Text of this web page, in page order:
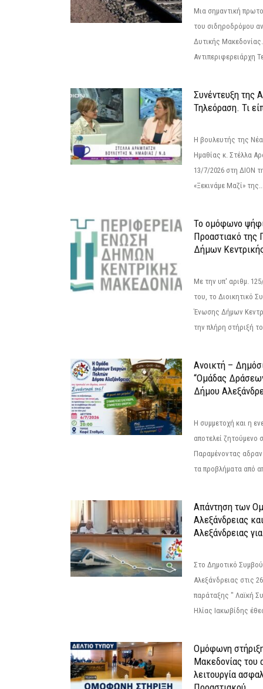
Μια σημαντική
του σιδηροδρόμου
Δυτικής
Αντιπεριφερειάρχη
Συνέντευξη της
Τηλεόραση. Τι
Η βουλευτής της
Ημαθίας κ. Στέλλα
13/7/2026 στη ΔΙΟΝ
«Ξεκινάμε Μαζί»
Το ομόφωνο
Προαστιακό της
Δήμων
Με την υπ' αριθμ.
του, το Διοικητικό
Ένωσης Δήμων
την πλήρη στήριξή
Ανοικτή –
“Ομάδας
Δήμου
Η συμμετοχή και η
αποτελεί ζητούμενο
Παραμένοντας
τα προβλήματα από
Απάντηση των
Αλεξάνδρειας
Αλεξάνδρειας
Στο Δημοτικό
Αλεξάνδρειας στις
παράταξης " Λαϊκή
Ηλίας Ιακωβίδης
Ομόφωνη
Μακεδονίας του
λειτουργία